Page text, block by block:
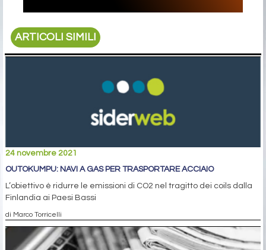
ARTICOLI SIMILI
24 novembre 2021
OUTOKUMPU: NAVI A GAS PER TRASPORTARE ACCIAIO
L’obiettivo è ridurre le emissioni di CO2 nel tragitto dei coils dalla
Finlandia ai Paesi Bassi
di Marco Torricelli